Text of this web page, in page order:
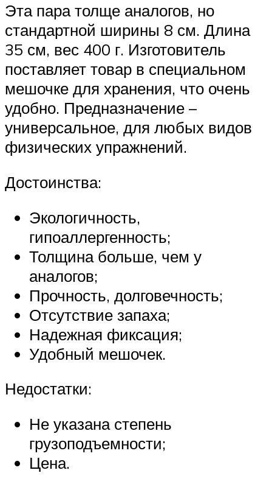
Эта пара толще аналогов, но
стандартной ширины 8 см. Длина
35 см, вес 400 г. Изготовитель
поставляет товар в специальном
мешочке для хранения, что очень
удобно. Предназначение –
универсальное, для любых видов
физических упражнений.
Достоинства:
Экологичность,
гипоаллергенность;
Толщина больше, чем у
аналогов;
Прочность, долговечность;
Отсутствие запаха;
Надежная фиксация;
Удобный мешочек.
Недостатки:
Не указана степень
грузоподъемности;
Цена.